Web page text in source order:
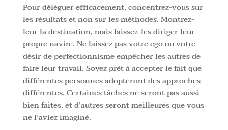
Pour déléguer efficacement, concentrez-vous sur
les résultats et non sur les méthodes. Montrez-
leur la destination, mais laissez-les diriger leur
propre navire. Ne laissez pas votre ego ou votre
désir de perfectionnisme empêcher les autres de
faire leur travail. Soyez prêt à accepter le fait que
différentes personnes adopteront des approches
différentes. Certaines tâches ne seront pas aussi
bien faites, et d’autres seront meilleures que vous
ne l’aviez imaginé.